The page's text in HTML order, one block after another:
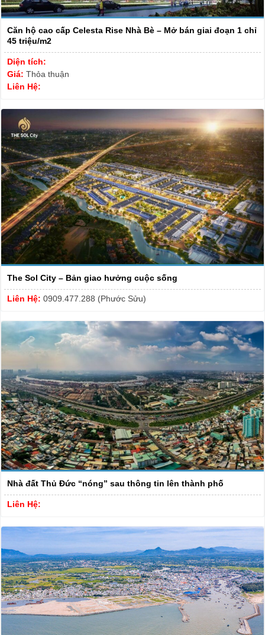
Căn hộ cao cấp Celesta Rise Nhà Bè – Mở bán giai đoạn 1 chỉ
45 triệu/m2
Diện tích:
Giá: Thỏa thuận
Liên Hệ:
The Sol City – Bản giao hưởng cuộc sống
Liên Hệ: 0909.477.288 (Phước Sửu)
Nhà đất Thủ Đức “nóng” sau thông tin lên thành phố
Liên Hệ: